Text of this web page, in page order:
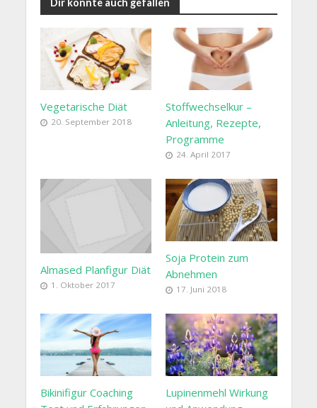
Vegetarische Diät
20. September 2018
Stoffwechselkur –
Anleitung, Rezepte,
Programme
24. April 2017
Almased Planfigur Diät
1. Oktober 2017
Soja Protein zum
Abnehmen
17. Juni 2018
Bikinifigur Coaching
Lupinenmehl Wirkung